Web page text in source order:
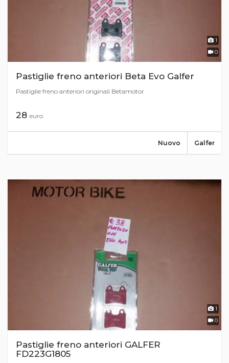
1
0
Pastiglie freno anteriori Beta Evo Galfer
Pastiglie freno anteriori originali Betamotor
28 euro
Galfer
Nuovo
1
0
Pastiglie freno anteriori GALFER
FD223G1805